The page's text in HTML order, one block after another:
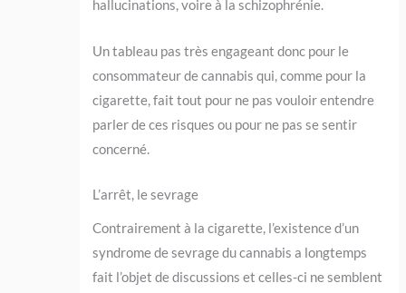
hallucinations, voire à la schizophrénie.
Un tableau pas très engageant donc pour le
consommateur de cannabis qui, comme pour la
cigarette, fait tout pour ne pas vouloir entendre
parler de ces risques ou pour ne pas se sentir
concerné.
L’arrêt, le sevrage
Contrairement à la cigarette, l’existence d’un
syndrome de sevrage du cannabis a longtemps
fait l’objet de discussions et celles-ci ne semblent